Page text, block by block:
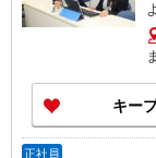
キー
正社員